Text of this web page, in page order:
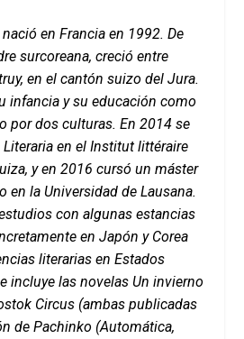
nació en Francia en 1992. De
surcoreana, creció entre
en el cantón suizo del Jura.
infancia y su educación como
por dos culturas. En 2014 se
en el Institut littéraire
y en 2016 cursó un máster
en la Universidad de Lausana.
con algunas estancias
en Japón y ­Corea
literarias en ­Estados
incluye las novelas Un invierno
Circus (ambas publicadas
de Pachinko (Automática,